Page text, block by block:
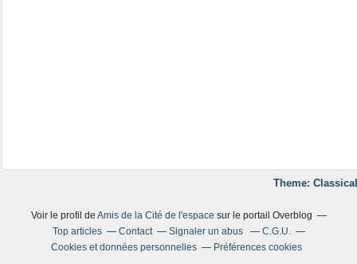
Theme:
Voir le profil de Amis de la Cité de l'espace sur le portail Overblog
Top articles
Contact Signaler un abus
C.G.U.
Cookies et données personnelles
Préférences cookies